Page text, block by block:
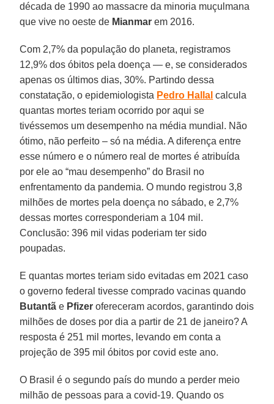
década de 1990 ao massacre da minoria muçulmana
que vive no oeste de Mianmarem 2016.
Com 2,7% da população do planeta, registramos
12,9% dos óbitos pela doença — e, se considerados
apenas os últimos dias, 30%. Partindo dessa
constatação, o epidemiologista Pedro Hallal calcula
quantas mortes teriam ocorrido por aqui se
tivéssemos um desempenho na média mundial. Não
ótimo, não perfeito – só na média. A diferença entre
esse número e o número real de mortes é atribuída
por ele ao “mau desempenho” do Brasil no
enfrentamento da pandemia. O mundo registrou 3,8
milhões de mortes pela doença no sábado, e 2,7%
dessas mortes corresponderiam a 104 mil.
Conclusão: 396 mil vidas poderiam ter sido
poupadas.
E quantas mortes teriam sido evitadas em 2021 caso
o governo federal tivesse comprado vacinas quando
Butantã e Pfizer ofereceram acordos, garantindo dois
milhões de doses por dia a partir de 21 de janeiro? A
resposta é 251 mil mortes, levando em conta a
projeção de 395 mil óbitos por covid este ano.
O Brasil é o segundo país do mundo a perder meio
milhão de pessoas para a covid-19. Quando os